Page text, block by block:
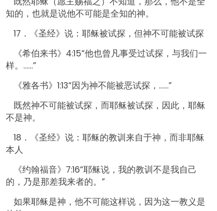
知的，也就是说他不可能是全知的神。
17．《圣经》说：耶稣被试探，但神不可能被试探
《希伯来书》4:15“他也曾凡事受过试探，与我们一
样。……”
《雅各书》1:13“因为神不能被恶试探，……”
既然神不可能被试探，而耶稣被试探，因此，耶稣
不是神。
18．《圣经》说：耶稣的教训来自于神，而非耶稣
本人
《约翰福音》7:16“耶稣说，我的教训不是我自己
的，乃是那差我来者的。”
如果耶稣是神，他不可能这样说，因为这一教义是